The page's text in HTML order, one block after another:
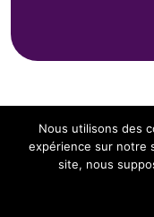
Nous utilisons des
expérience sur notre
site, nous